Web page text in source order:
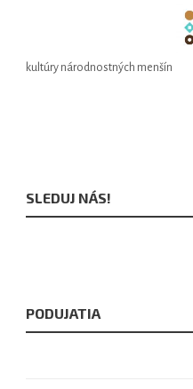
kultúry národnostných menšín
SLEDUJ NÁS!
PODUJATIA